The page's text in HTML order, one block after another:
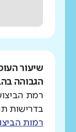
שיעור
הגבוהה
רמת
בדרישות
רמות